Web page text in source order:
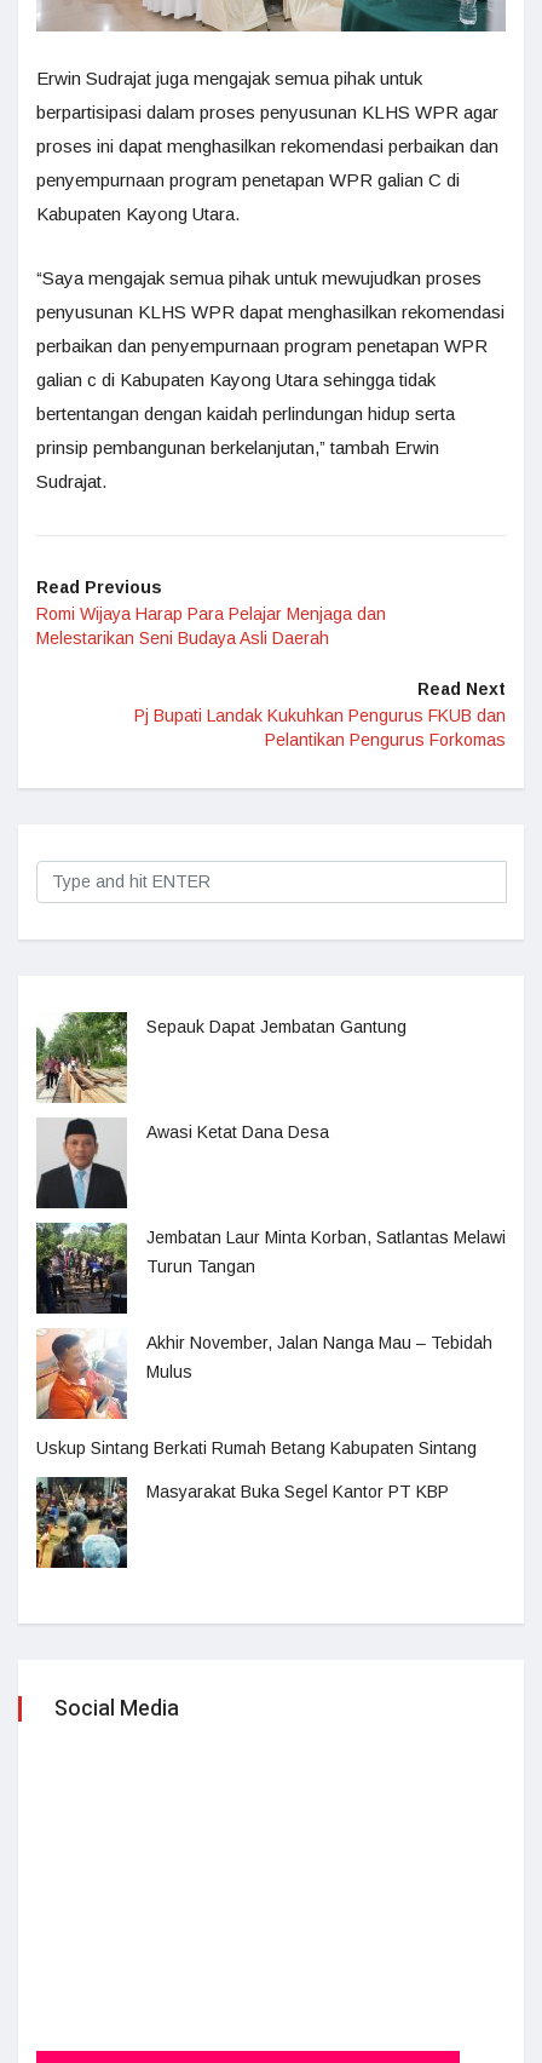
Erwin Sudrajat juga mengajak semua pihak untuk
berpartisipasi dalam proses penyusunan KLHS WPR agar
proses ini dapat menghasilkan rekomendasi perbaikan dan
penyempurnaan program penetapan WPR galian C di
Kabupaten Kayong Utara.
“Saya mengajak semua pihak untuk mewujudkan proses
penyusunan KLHS WPR dapat menghasilkan rekomendasi
perbaikan dan penyempurnaan program penetapan WPR
galian c di Kabupaten Kayong Utara sehingga tidak
bertentangan dengan kaidah perlindungan hidup serta
prinsip pembangunan berkelanjutan,” tambah Erwin
Sudrajat.
Read Previous
Romi Wijaya Harap Para Pelajar Menjaga dan
Melestarikan Seni Budaya Asli Daerah
Read Next
Pj Bupati Landak Kukuhkan Pengurus FKUB dan
Pelantikan Pengurus Forkomas
Sepauk Dapat Jembatan Gantung
Awasi Ketat Dana Desa
Jembatan Laur Minta Korban, Satlantas Melawi
Turun Tangan
Akhir November, Jalan Nanga Mau – Tebidah
Mulus
Uskup Sintang Berkati Rumah Betang Kabupaten Sintang
Masyarakat Buka Segel Kantor PT KBP
Social Media